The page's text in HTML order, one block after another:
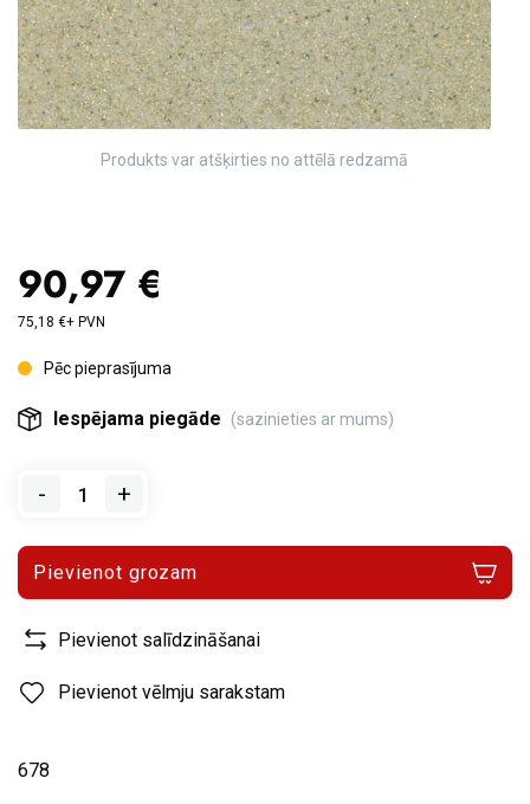
90,97 €
75,18 €+ PVN
Pēc pieprasījuma
Iespējama piegāde (sazinieties ar mums)
- +
Pievienot grozam
Pievienot salīdzināšanai
Pievienot vēlmju sarakstam
Produkts var atšķirties no attēlā redzamā
678